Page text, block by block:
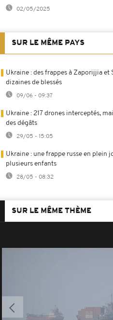
02/05/2025
SUR LE MÊME PAYS
Ukraine : des frappes à Zaporijjia
dizaines de blessés
09/06 - 09:37
Ukraine : 217 drones interceptés,
des dégâts
29/05 - 15:05
Ukraine : une frappe russe en plein
plusieurs enfants
28/05 - 08:32
SUR LE MÊME THÈME